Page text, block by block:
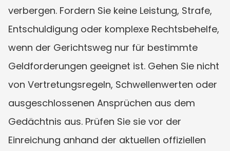
verbergen. Fordern Sie keine Leistung, Strafe,
Entschuldigung oder komplexe Rechtsbehelfe,
wenn der Gerichtsweg nur für bestimmte
Geldforderungen geeignet ist. Gehen Sie nicht
von Vertretungsregeln, Schwellenwerten oder
ausgeschlossenen Ansprüchen aus dem
Gedächtnis aus. Prüfen Sie sie vor der
Einreichung anhand der aktuellen offiziellen